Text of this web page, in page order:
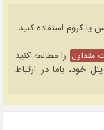
متداول را مطالعه کنید
خود، باما در ارتباط